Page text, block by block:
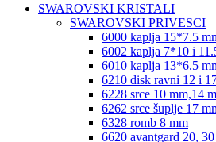
SWAROVSKI KRISTALI
SWAROVSKI PRIVESCI
6000 kaplja 15*7.5
6002 kaplja 7*10 i
6010 kaplja 13*6.5
6210 disk ravni 12 i
6228 srce 10 mm,14
6262 srce šuplje 17
6328 romb 8 mm
6620 avantgard 20,